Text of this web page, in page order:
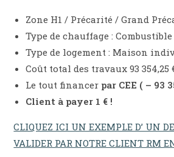
Zone H1 / Précarité / Grand
Type de chauffage :
Type de logement : Maison
Coût total des travaux 93 354,25
Le tout financer par CEE ( – 93
Client à payer 1 € !
CLIQUEZ ICI UN EXEMPLE D’ UN
VALIDER PAR NOTRE CLIENT RM